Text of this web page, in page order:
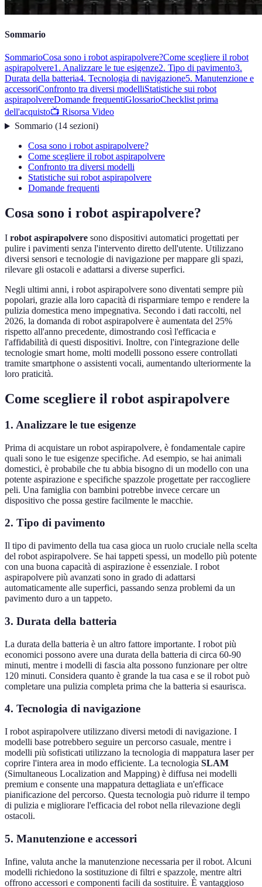
Sommario
SommarioCosa sono i robot aspirapolvere?Come scegliere il robot
aspirapolvere1. Analizzare le tue esigenze2. Tipo di pavimento3.
Durata della batteria4. Tecnologia di navigazione5. Manutenzione e
accessoriConfronto tra diversi modelliStatistiche sui robot
aspirapolvereDomande frequentiGlossarioChecklist prima
dell'acquisto📺 Risorsa Video
Sommario(14 sezioni)
Cosa sono i robot aspirapolvere?
Come scegliere il robot aspirapolvere
Confronto tra diversi modelli
Statistiche sui robot aspirapolvere
Domande frequenti
Cosa sono i robot aspirapolvere?
I robot aspirapolvere sono dispositivi automatici progettati per
pulire i pavimenti senza l'intervento diretto dell'utente. Utilizzano
diversi sensori e tecnologie di navigazione per mappare gli spazi,
rilevare gli ostacoli e adattarsi a diverse superfici.
Negli ultimi anni, i robot aspirapolvere sono diventati sempre più
popolari, grazie alla loro capacità di risparmiare tempo e rendere la
pulizia domestica meno impegnativa. Secondo i dati raccolti, nel
2026, la domanda di robot aspirapolvere è aumentata del 25%
rispetto all'anno precedente, dimostrando così l'efficacia e
l'affidabilità di questi dispositivi. Inoltre, con l'integrazione delle
tecnologie smart home, molti modelli possono essere controllati
tramite smartphone o assistenti vocali, aumentando ulteriormente la
loro praticità.
Come scegliere il robot aspirapolvere
1. Analizzare le tue esigenze
Prima di acquistare un robot aspirapolvere, è fondamentale capire
quali sono le tue esigenze specifiche. Ad esempio, se hai animali
domestici, è probabile che tu abbia bisogno di un modello con una
potente aspirazione e specifiche spazzole progettate per raccogliere
peli. Una famiglia con bambini potrebbe invece cercare un
dispositivo che possa gestire facilmente le macchie.
2. Tipo di pavimento
Il tipo di pavimento della tua casa gioca un ruolo cruciale nella scelta
del robot aspirapolvere. Se hai tappeti spessi, un modello più potente
con una buona capacità di aspirazione è essenziale. I robot
aspirapolvere più avanzati sono in grado di adattarsi
automaticamente alle superfici, passando senza problemi da un
pavimento duro a un tappeto.
3. Durata della batteria
La durata della batteria è un altro fattore importante. I robot più
economici possono avere una durata della batteria di circa 60-90
minuti, mentre i modelli di fascia alta possono funzionare per oltre
120 minuti. Considera quanto è grande la tua casa e se il robot può
completare una pulizia completa prima che la batteria si esaurisca.
4. Tecnologia di navigazione
I robot aspirapolvere utilizzano diversi metodi di navigazione. I
modelli base potrebbero seguire un percorso casuale, mentre i
modelli più sofisticati utilizzano la tecnologia di mappatura laser per
coprire l'intera area in modo efficiente. La tecnologia SLAM
(Simultaneous Localization and Mapping) è diffusa nei modelli
premium e consente una mappatura dettagliata e un'efficace
pianificazione del percorso. Questa tecnologia può ridurre il tempo
di pulizia e migliorare l'efficacia del robot nella rilevazione degli
ostacoli.
5. Manutenzione e accessori
Infine, valuta anche la manutenzione necessaria per il robot. Alcuni
modelli richiedono la sostituzione di filtri e spazzole, mentre altri
offrono accessori e componenti facili da sostituire. È vantaggioso